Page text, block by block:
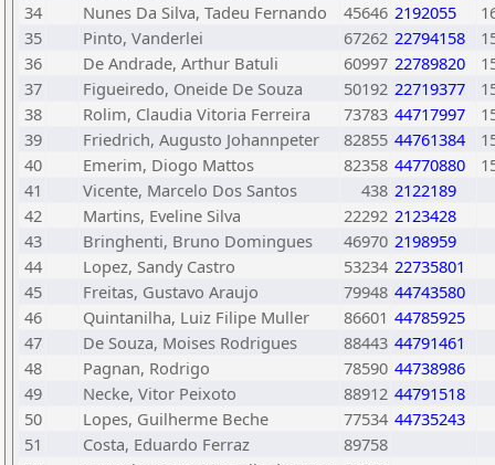
34
Nunes Da Silva, Tadeu Fernando 45646 2192055
35
Pinto, Vanderlei 67262 22794158
36
De Andrade, Arthur Batuli 60997 22789820
37
Figueiredo, Oneide De Souza 50192 22719377
38
Rolim, Claudia Vitoria Ferreira 73783 44717997
39
Friedrich, Augusto Johannpeter 82855 44761384
40
Emerim, Diogo Mattos 82358 44770880
41
Vicente, Marcelo Dos Santos 438 2122189
42
Martins, Eveline Silva 22292 2123428
43
Bringhenti, Bruno Domingues 46970 2198959
44
Lopez, Sandy Castro 53234 22735801
45
Freitas, Gustavo Araujo 79948 44743580
46
Quintanilha, Luiz Filipe Muller 86601 44785925
47
De Souza, Moises Rodrigues 88443 44791461
48
Pagnan, Rodrigo 78590 44738986
49
Necke, Vitor Peixoto 88912 44791518
50
Lopes, Guilherme Beche 77534 44735243
51
Costa, Eduardo Ferraz
89758